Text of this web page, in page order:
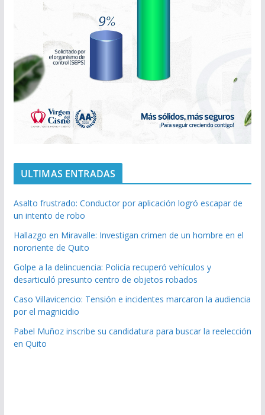
ULTIMAS ENTRADAS
Asalto frustrado: Conductor por aplicación logró escapar de
un intento de robo
Hallazgo en Miravalle: Investigan crimen de un hombre en el
nororiente de Quito
Golpe a la delincuencia: Policía recuperó vehículos y
desarticuló presunto centro de objetos robados
Caso Villavicencio: Tensión e incidentes marcaron la audiencia
por el magnicidio
Pabel Muñoz inscribe su candidatura para buscar la reelección
en Quito